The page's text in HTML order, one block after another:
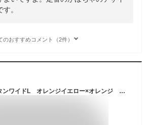
。
のおすすめコメント（2件）
鉢 ジャックオーランタンワイドL オレンジイエロー×オレンジ ハロウィン 植木鉢 観葉植物 関東当日便